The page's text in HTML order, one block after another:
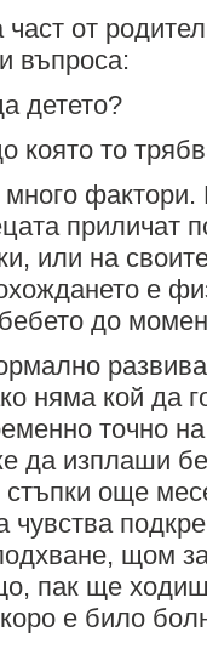
от
въпроса:
детето?
която то
фактори.
приличат
или на
е
до
няма кой да
точно
да изплаши
стъпки още
чувства
щом
пак ще
е било